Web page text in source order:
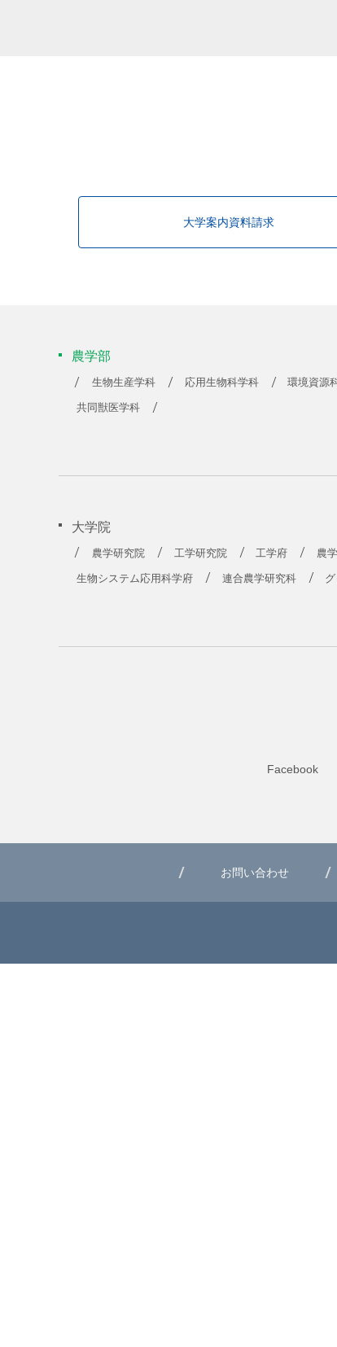
大学案内資料請求
農学部
生物生産学科 応用生物科学科 環境資源
共同獣医学科
大学院
農学研究院 工学研究院 工学府 農
生物システム応用科学府 連合農学研究科
Facebook
お問い合わせ